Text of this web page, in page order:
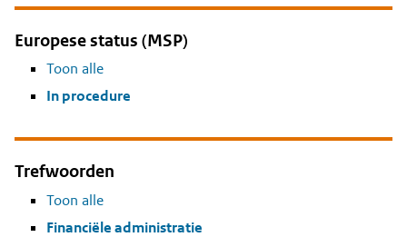
Europese status (MSP)
Toon alle
In procedure
Trefwoorden
Toon alle
Financiële administratie